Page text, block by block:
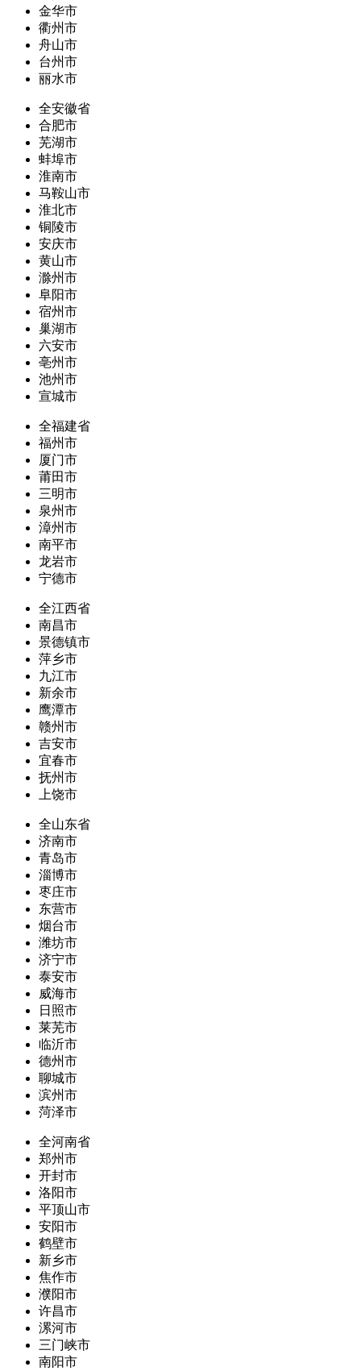
金华市
衢州市
舟山市
台州市
丽水市
全安徽省
合肥市
芜湖市
蚌埠市
淮南市
马鞍山市
淮北市
铜陵市
安庆市
黄山市
滁州市
阜阳市
宿州市
巢湖市
六安市
亳州市
池州市
宣城市
全福建省
福州市
厦门市
莆田市
三明市
泉州市
漳州市
南平市
龙岩市
宁德市
全江西省
南昌市
景德镇市
萍乡市
九江市
新余市
鹰潭市
赣州市
吉安市
宜春市
抚州市
上饶市
全山东省
济南市
青岛市
淄博市
枣庄市
东营市
烟台市
潍坊市
济宁市
泰安市
威海市
日照市
莱芜市
临沂市
德州市
聊城市
滨州市
菏泽市
全河南省
郑州市
开封市
洛阳市
平顶山市
安阳市
鹤壁市
新乡市
焦作市
濮阳市
许昌市
漯河市
三门峡市
南阳市